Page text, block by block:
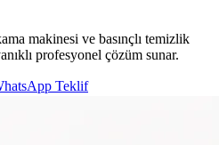
makinesi ve basınçlı temizlik
profesyonel çözüm sunar.
Teklif